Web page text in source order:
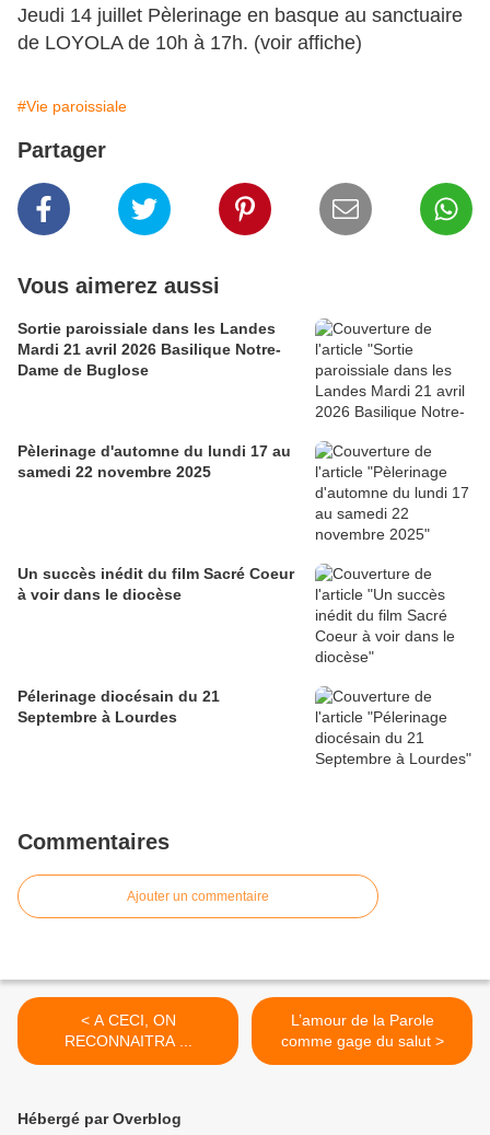
Jeudi 14 juillet Pèlerinage en basque au sanctuaire
de LOYOLA de 10h à 17h. (voir affiche)
#Vie paroissiale
Partager
Vous aimerez aussi
Sortie paroissiale dans les Landes
Mardi 21 avril 2026 Basilique Notre-
Dame de Buglose
Pèlerinage d'automne du lundi 17 au
samedi 22 novembre 2025
Un succès inédit du film Sacré Coeur
à voir dans le diocèse
Pélerinage diocésain du 21
Septembre à Lourdes
Commentaires
Ajouter un commentaire
< A CECI, ON
RECONNAITRA ...
L’amour de la Parole
comme gage du salut >
Hébergé par Overblog